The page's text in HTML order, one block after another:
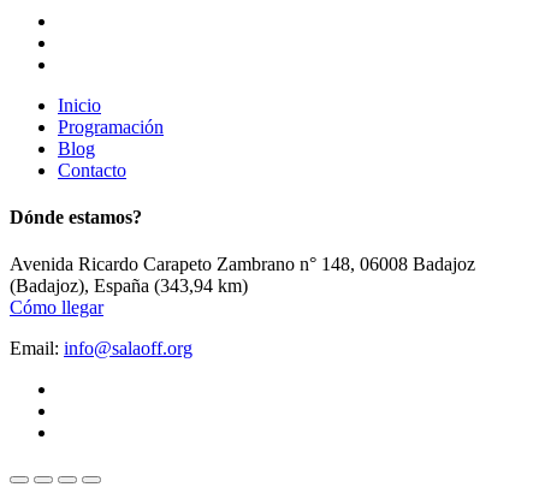
Close
Menu
Inicio
Programación
Blog
Contacto
Dónde estamos?
Avenida Ricardo Carapeto Zambrano n° 148, 06008 Badajoz
(Badajoz), España (343,94 km)
Cómo llegar
Email: info@salaoff.org